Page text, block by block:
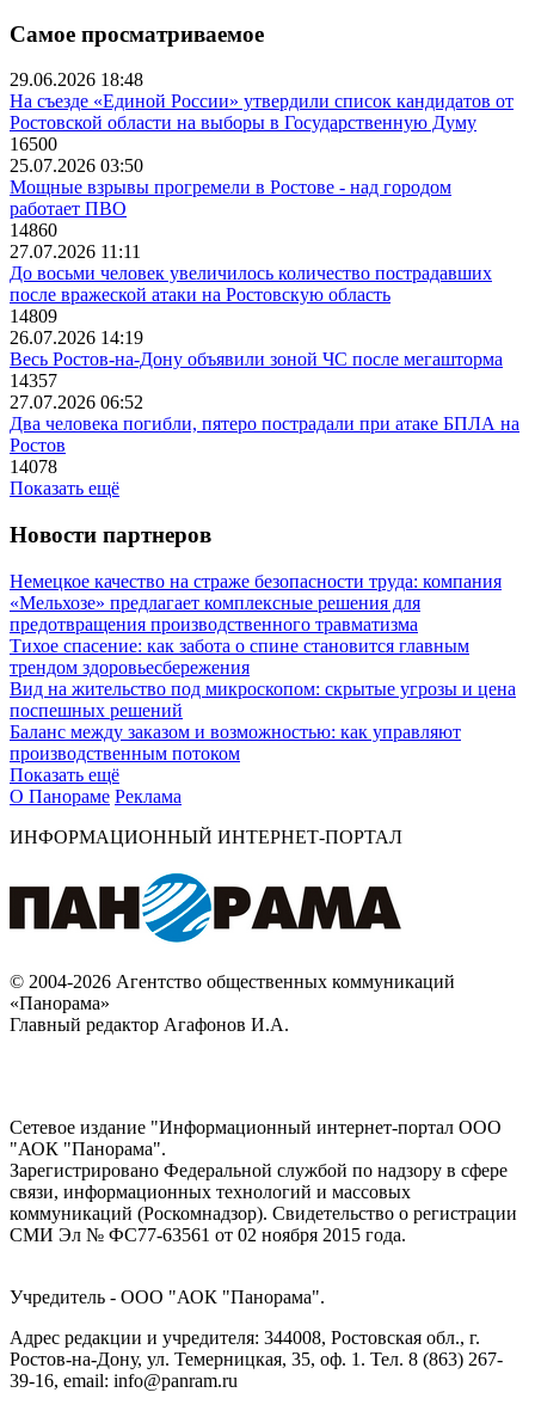
Самое просматриваемое
29.06.2026 18:48
На съезде «Единой России» утвердили список кандидатов от
Ростовской области на выборы в Государственную Думу
16500
25.07.2026 03:50
Мощные взрывы прогремели в Ростове - над городом
работает ПВО
14860
27.07.2026 11:11
До восьми человек увеличилось количество пострадавших
после вражеской атаки на Ростовскую область
14809
26.07.2026 14:19
Весь Ростов-на-Дону объявили зоной ЧС после мегашторма
14357
27.07.2026 06:52
Два человека погибли, пятеро пострадали при атаке БПЛА на
Ростов
14078
Показать ещё
Новости партнеров
Немецкое качество на страже безопасности труда: компания
«Мельхозе» предлагает комплексные решения для
предотвращения производственного травматизма
Тихое спасение: как забота о спине становится главным
трендом здоровьесбережения
Вид на жительство под микроскопом: скрытые угрозы и цена
поспешных решений
Баланс между заказом и возможностью: как управляют
производственным потоком
Показать ещё
О Панораме Реклама
ИНФОРМАЦИОННЫЙ ИНТЕРНЕТ-ПОРТАЛ
© 2004-2026 Агентство общественных коммуникаций
«Панорама»
Главный редактор Агафонов И.А.
Сетевое издание "Информационный интернет-портал ООО
"АОК "Панорама".
Зарегистрировано Федеральной службой по надзору в сфере
связи, информационных технологий и массовых
коммуникаций (Роскомнадзор). Cвидетельство о регистрации
СМИ Эл № ФС77-63561 от 02 ноября 2015 года.
Учредитель - ООО "АОК "Панорама".
Адрес редакции и учредителя: 344008, Ростовская обл., г.
Ростов-на-Дону, ул. Темерницкая, 35, оф. 1. Тел. 8 (863) 267-
39-16, email: info@panram.ru